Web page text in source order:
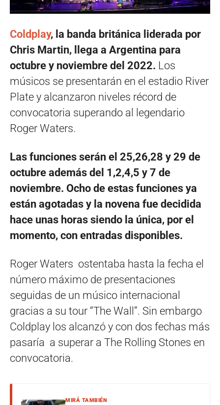
Coldplay, la banda británica liderada por
Chris Martin, llega a Argentina para
octubre y noviembre del 2022. Los
músicos se presentarán en el estadio River
Plate y alcanzaron niveles récord de
convocatoria superando al legendario
Roger Waters.
Las funciones serán el 25,26,28 y 29 de
octubre además del 1,2,4,5 y 7 de
noviembre. Ocho de estas funciones ya
están agotadas y la novena fue decidida
hace unas horas siendo la única, por el
momento, con entradas disponibles.
Roger Waters ostentaba hasta la fecha el
número máximo de presentaciones
seguidas de un músico internacional
gracias a su tour “The Wall”. Sin embargo
Coldplay los alcanzó y con dos fechas más
pasaría a superar a The Rolling Stones en
convocatoria.
MIRÁ TAMBIÉN